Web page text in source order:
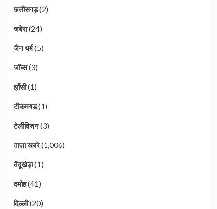
छत्तीसगड़(2)
जबेरा(24)
जैन धर्म(5)
जॉब्स(3)
झाँसी(1)
टीकमगड(1)
टेलीविजन(3)
ताज़ा खबरे(1,006)
तेंदूखेड़ा(1)
दमोह(41)
दिल्ली(20)